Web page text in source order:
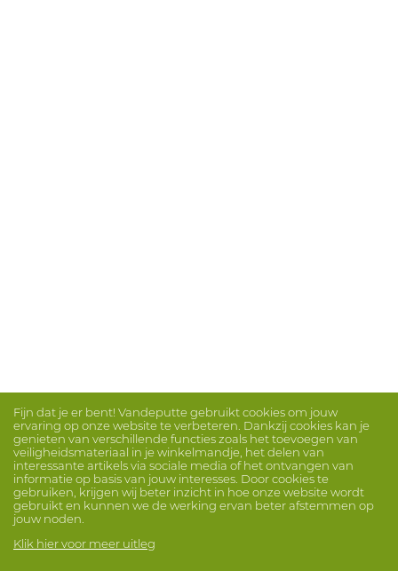
Fijn dat je er bent! Vandeputte gebruikt cookies om jouw
ervaring op onze website te verbeteren. Dankzij cookies kan je
genieten van verschillende functies zoals het toevoegen van
veiligheidsmateriaal in je winkelmandje, het delen van
interessante artikels via sociale media of het ontvangen van
informatie op basis van jouw interesses. Door cookies te
gebruiken, krijgen wij beter inzicht in hoe onze website wordt
gebruikt en kunnen we de werking ervan beter afstemmen op
jouw noden.
Klik hier voor meer uitleg